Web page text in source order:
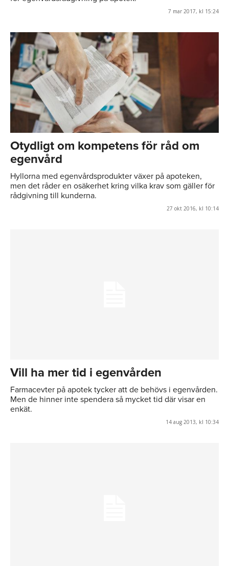
7 mar 2017, kl 15:24
Otydligt om kompetens för råd om
egenvård
Hyllorna med egenvårdsprodukter växer på apoteken,
men det råder en osäkerhet kring vilka krav som gäller för
rådgivning till kunderna.
27 okt 2016, kl 10:14
Vill ha mer tid i egenvården
Farmacevter på apotek tycker att de behövs i egenvården.
Men de hinner inte spendera så mycket tid där visar en
enkät.
14 aug 2013, kl 10:34